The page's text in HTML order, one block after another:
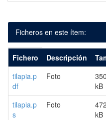
Ficheros en este ítem:
Fichero Descripción
tilapia.p
df
Foto
kB
tilapia.p
s
Foto
kB